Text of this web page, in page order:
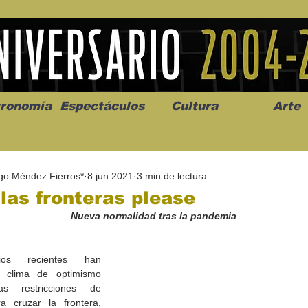
Espectáculos Cultura Arte
fronteras please
Méndez Fierros* 8 jun 2021 3 min de lectura
Nueva normalidad tras la pandemia
recientes han
clima de optimismo
restricciones de
cruzar la frontera,
de alto impacto
en la Casa de la Cultura
Progreso con micrófono
abierto